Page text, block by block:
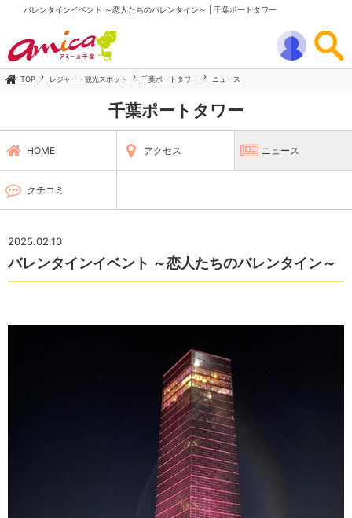
バレンタインイベント ～恋人たちのバレンタイン～ | 千葉ポートタワー
TOP レジャー・観光スポット 千葉ポートタワー ニュース
千葉ポートタワー
HOME アクセス ニュース
クチコミ
2025.02.10
バレンタインイベント ～恋人たちのバレンタイン～